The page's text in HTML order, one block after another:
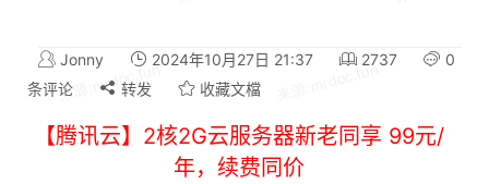
Jonny 2024年10月27日 21:37 2737
0
条评论
转发 收藏文檔
【腾讯云】2核2G云服务器新老同享 99元/
年，续费同价